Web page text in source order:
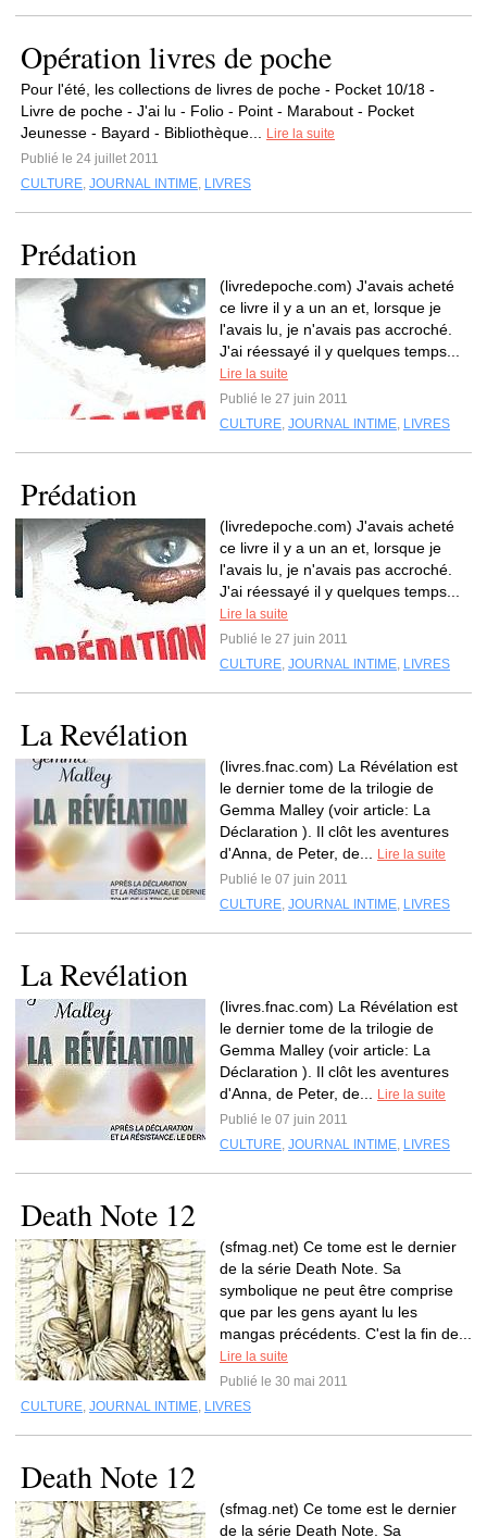
Opération livres de poche
Pour l'été, les collections de livres de poche - Pocket 10/18 -
Livre de poche - J'ai lu - Folio - Point - Marabout - Pocket
Jeunesse - Bayard - Bibliothèque...
Lire la suite
Publié le 24 juillet 2011
CULTURE, JOURNAL INTIME, LIVRES
Prédation
(livredepoche.com) J'avais acheté
ce livre il y a un an et, lorsque je
l'avais lu, je n'avais pas accroché.
J'ai réessayé il y quelques temps...
Lire la suite
Publié le 27 juin 2011
CULTURE, JOURNAL INTIME, LIVRES
Prédation
(livredepoche.com) J'avais acheté
ce livre il y a un an et, lorsque je
l'avais lu, je n'avais pas accroché.
J'ai réessayé il y quelques temps...
Lire la suite
Publié le 27 juin 2011
CULTURE, JOURNAL INTIME, LIVRES
La Revélation
(livres.fnac.com) La Révélation est
le dernier tome de la trilogie de
Gemma Malley (voir article: La
Déclaration ). Il clôt les aventures
d'Anna, de Peter, de...
Lire la suite
Publié le 07 juin 2011
CULTURE, JOURNAL INTIME, LIVRES
La Revélation
(livres.fnac.com) La Révélation est
le dernier tome de la trilogie de
Gemma Malley (voir article: La
Déclaration ). Il clôt les aventures
d'Anna, de Peter, de...
Lire la suite
Publié le 07 juin 2011
CULTURE, JOURNAL INTIME, LIVRES
Death Note 12
(sfmag.net) Ce tome est le dernier
de la série Death Note. Sa
symbolique ne peut être comprise
que par les gens ayant lu les
mangas précédents. C'est la fin de...
Lire la suite
Publié le 30 mai 2011
CULTURE, JOURNAL INTIME, LIVRES
Death Note 12
(sfmag.net) Ce tome est le dernier
de la série Death Note. Sa